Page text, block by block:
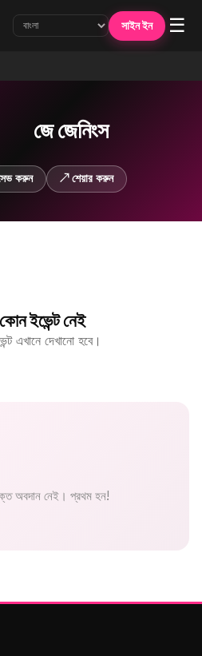
সাইন ইন ☰
জে জেনিংস
করুন ↗ শেয়ার করুন
ইভেন্ট নেই
এখানে দেখানো হবে।
অবদান নেই। প্রথম হন!